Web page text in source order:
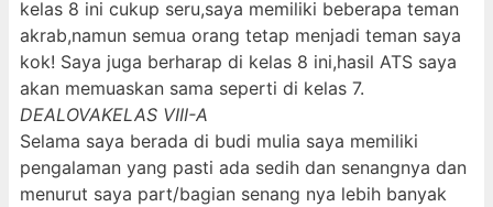
kelas 8 ini cukup seru,saya memiliki beberapa teman
akrab,namun semua orang tetap menjadi teman saya
kok! Saya juga berharap di kelas 8 ini,hasil ATS saya
akan memuaskan sama seperti di kelas 7.
DEALOVAKELAS VIII-A
Selama saya berada di budi mulia saya memiliki
pengalaman yang pasti ada sedih dan senangnya dan
menurut saya part/bagian senang nya lebih banyak